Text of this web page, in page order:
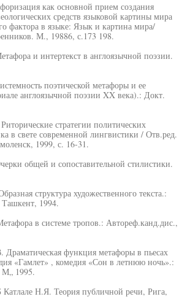
как основной прием создания
средств языковой картины мира
фактора в языке: Язык и картина мира/
М., 19886, с.173 198.
и интертекст в англоязычной поэзии.
поэтической метафоры и ее
англоязычной поэзии XX века).: Докт.
стратегии политических
в свете современной лингвистики / Отв.ред.
1999, с. 16-31.
общей и сопоставительной стилистики.
структура художественного текста.:
1994.
в системе тропов.: Автореф.канд.дис.,
функция метафоры в пьесах
«Гамлет» , комедия «Сон в летнюю ночь».:
М„ 1995.
Н.Я. Теория публичной речи, Рига,